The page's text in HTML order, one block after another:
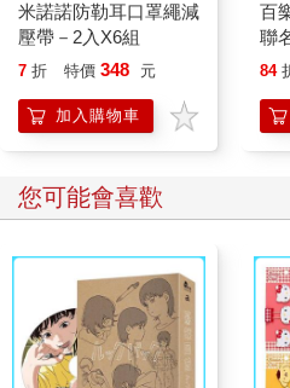
米諾諾防勒耳口罩繩減
壓帶－2入X6組
7 折 特價 348 元
加入購物車
百
聯
84
您可能會喜歡